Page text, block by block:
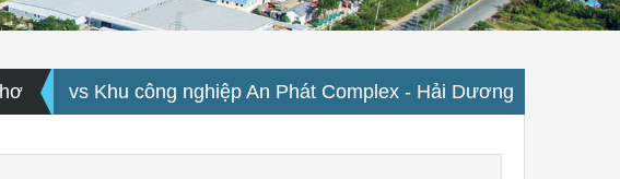
vs Khu công nghiệp An Phát Complex - Hải Dương